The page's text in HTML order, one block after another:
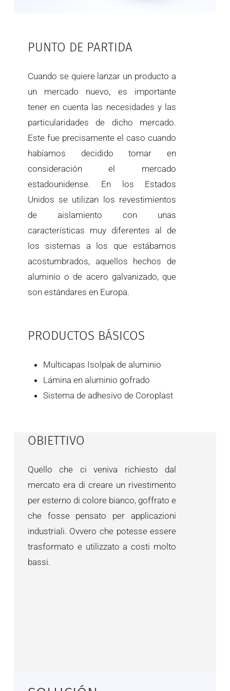
PUNTO DE PARTIDA
Cuando se quiere lanzar un producto a
un mercado nuevo, es importante
tener en cuenta las necesidades y las
particularidades de dicho mercado.
Este fue precisamente el caso cuando
habíamos decidido tomar en
consideración el mercado
estadounidense. En los Estados
Unidos se utilizan los revestimientos
de aislamiento con unas
características muy diferentes al de
los sistemas a los que estábamos
acostumbrados, aquellos hechos de
aluminio o de acero galvanizado, que
son estándares en Europa.
PRODUCTOS BÁSICOS
Multicapas Isolpak de aluminio
Lámina en aluminio gofrado
Sistema de adhesivo de Coroplast
OBIETTIVO
Quello che ci veniva richiesto dal
mercato era di creare un rivestimento
per esterno di colore bianco, goffrato e
che fosse pensato per applicazioni
industriali. Ovvero che potesse essere
trasformato e utilizzato a costi molto
bassi.